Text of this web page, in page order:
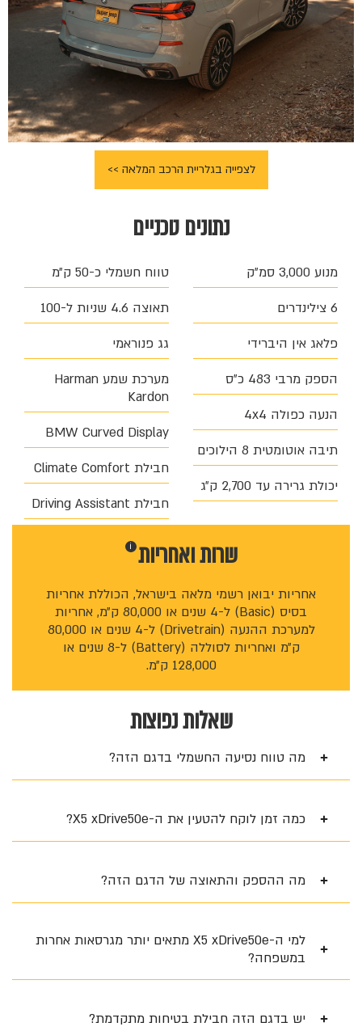
לצפייה בגלריית הרכב המלאה >>
נתונים טכניים
מנוע 3,000 סמ״ק
6 צילינדרים
פלאג אין היברידי
הספק מרבי 483 כ״ס
הנעה כפולה 4x4
תיבה אוטומטית 8 הילוכים
יכולת גרירה עד 2,700 ק״ג
טווח חשמלי כ-50 ק״מ
תאוצה 4.6 שניות ל-100
גג פנוראמי
מערכת שמע Harman
Kardon
BMW Curved Display
חבילת Climate Comfort
חבילת Driving Assistant
שרות ואחריות i
אחריות יבואן רשמי מלאה בישראל, הכוללת אחריות
בסיס (Basic) ל-4 שנים או 80,000 ק״מ, אחריות
למערכת ההנעה (Drivetrain) ל-4 שנים או 80,000
ק״מ ואחריות לסוללה (Battery) ל-8 שנים או
128,000 ק״מ.
שאלות נפוצות
מה טווח נסיעה החשמלי בדגם הזה?
כמה זמן לוקח להטעין את ה-X5 xDrive50e?
מה ההספק והתאוצה של הדגם הזה?
למי ה-X5 xDrive50e מתאים יותר מגרסאות אחרות
במשפחה?
יש בדגם הזה חבילת בטיחות מתקדמת?